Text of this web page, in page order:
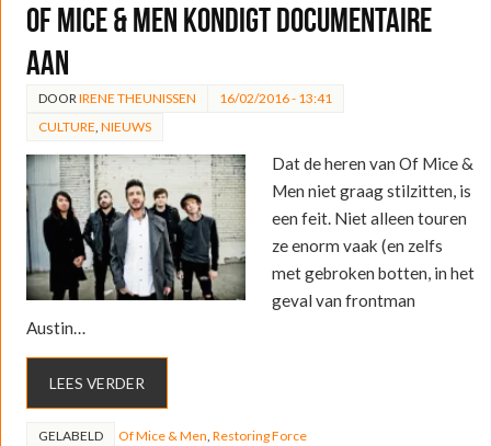
Of Mice & Men kondigt documentaire
aan
DOOR IRENE THEUNISSEN
16/02/2016 - 13:41
CULTURE NIEUWS
Dat de heren van Of Mice &
Men niet graag stilzitten, is
een feit. Niet alleen touren
ze enorm vaak (en zelfs
met gebroken botten, in het
geval van frontman
Austin…
LEES VERDER
GELABELD Of Mice & Men Restoring Force